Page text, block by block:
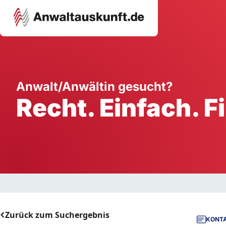
Ausbildung
Handwerk
Dienstleistung
Anwalt/Anwältin gesucht?
Recht. Einfach.
Zurück zum Suchergebnis